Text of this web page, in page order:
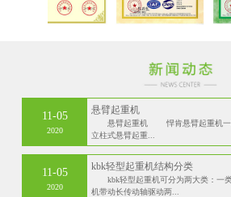
11-05
2020
悬臂起重机
悬臂起重机 悍肯悬臂起重机一般
立柱式悬臂起重...
11-05
2020
kbk轻型起重机结构分类
kbk轻型起重机可分为两大类：一
机带动长传动轴驱动两...